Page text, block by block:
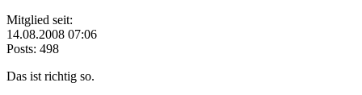
Mitglied seit:
14.08.2008 07:06
Posts: 498
Das ist richtig so.